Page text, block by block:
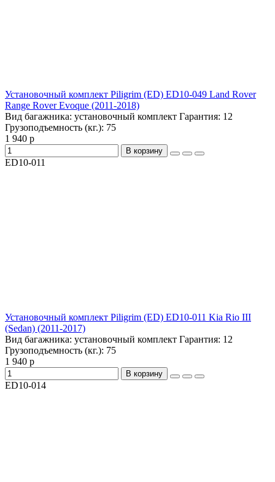
Установочный комплект Piligrim (ED) ED10-049 Land Rover
Range Rover Evoque (2011-2018)
Вид багажника: установочный комплект Гарантия: 12
Грузоподъемность (кг.): 75
1 940 р
В корзину
ED10-011
Установочный комплект Piligrim (ED) ED10-011 Kia Rio III
(Sedan) (2011-2017)
Вид багажника: установочный комплект Гарантия: 12
Грузоподъемность (кг.): 75
1 940 р
В корзину
ED10-014